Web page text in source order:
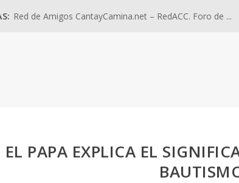
Red de Amigos CantayCamina.net – RedACC. Foro de ...
EL PAPA EXPLICA EL